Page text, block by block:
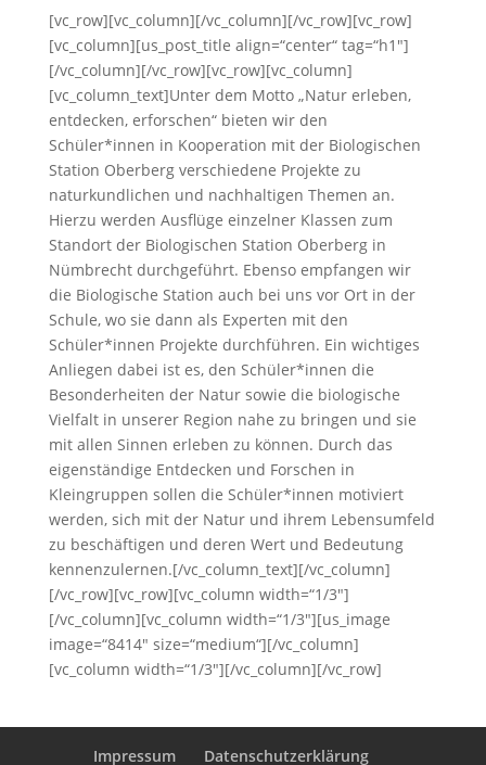
[vc_row][vc_column][/vc_column][/vc_row][vc_row]
[vc_column][us_post_title align=“center“ tag=“h1″]
[/vc_column][/vc_row][vc_row][vc_column]
[vc_column_text]Unter dem Motto „Natur erleben,
entdecken, erforschen“ bieten wir den
Schüler*innen in Kooperation mit der Biologischen
Station Oberberg verschiedene Projekte zu
naturkundlichen und nachhaltigen Themen an.
Hierzu werden Ausflüge einzelner Klassen zum
Standort der Biologischen Station Oberberg in
Nümbrecht durchgeführt. Ebenso empfangen wir
die Biologische Station auch bei uns vor Ort in der
Schule, wo sie dann als Experten mit den
Schüler*innen Projekte durchführen. Ein wichtiges
Anliegen dabei ist es, den Schüler*innen die
Besonderheiten der Natur sowie die biologische
Vielfalt in unserer Region nahe zu bringen und sie
mit allen Sinnen erleben zu können. Durch das
eigenständige Entdecken und Forschen in
Kleingruppen sollen die Schüler*innen motiviert
werden, sich mit der Natur und ihrem Lebensumfeld
zu beschäftigen und deren Wert und Bedeutung
kennenzulernen.[/vc_column_text][/vc_column]
[/vc_row][vc_row][vc_column width=“1/3″]
[/vc_column][vc_column width=“1/3″][us_image
image=“8414″ size=“medium“][/vc_column]
[vc_column width=“1/3″][/vc_column][/vc_row]
Impressum Datenschutzerklärung